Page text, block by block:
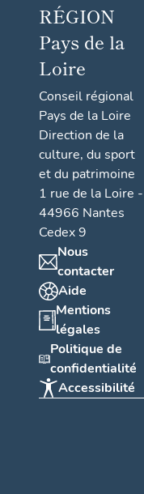
RÉGION
Pays de la
Loire
Conseil régional
Pays de la Loire
Direction de la
culture, du sport
et du patrimoine
1 rue de la Loire -
44966 Nantes
Cedex 9
Nous
contacter
Aide
Mentions
légales
Politique de
confidentialité
Accessibilité